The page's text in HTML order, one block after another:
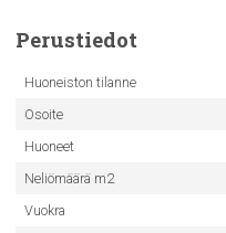
Perustiedot
Huoneiston tilanne
Osoite
Huoneet
Neliömäärä m2
Vuokra